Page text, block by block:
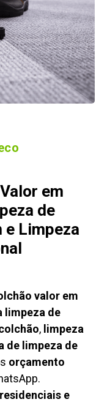
em
de
e Limpeza
valor em
limpeza de
, limpeza
de limpeza de
orçamento
e